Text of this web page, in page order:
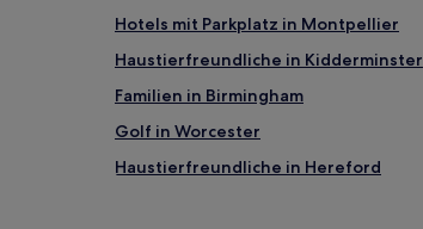
Hotels mit Parkplatz in Montpellier
Haustierfreundliche in Kidderminster
Familien in Birmingham
Golf in Worcester
Haustierfreundliche in Hereford